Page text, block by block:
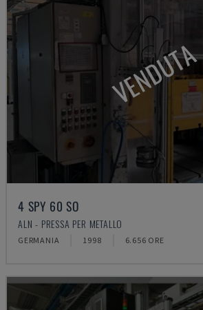
VENDUTA
4 SPY 60 SO
ALN - PRESSA PER METALLO
GERMANIA 1998 6.656 ORE